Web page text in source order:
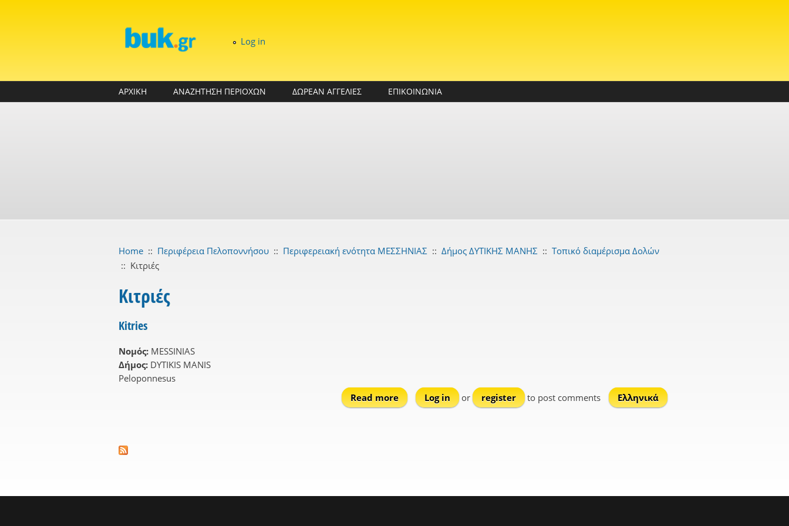
Log in
ΑΡΧΙΚΗ ΑΝΑΖΗΤΗΣΗ ΠΕΡΙΟΧΩΝ ΔΩΡΕΑΝ ΑΓΓΕΛΙΕΣ ΕΠΙΚΟΙΝΩΝΙΑ
Home :: Περιφέρεια Πελοποννήσου :: Περιφερειακή ενότητα ΜΕΣΣΗΝΙΑΣ :: Δήμος ΔΥΤΙΚΗΣ ΜΑΝΗΣ :: Τοπικό διαμέρισμα Δολών
:: Κιτριές
Κιτριές
Kitries
Νομός: MESSINIAS
Δήμος: DYTIKIS MANIS
Peloponnesus
Read moreabout Kitries
Log in or register to post comments Ελληνικά